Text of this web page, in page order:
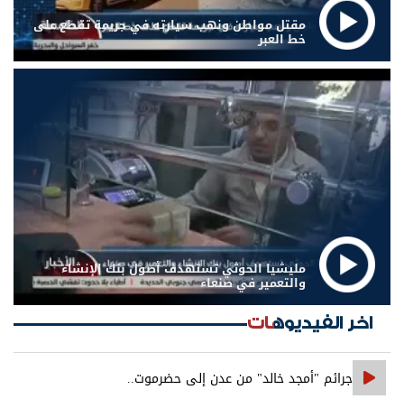
مقتل مواطن ونهب سيارته في جريمة تقطع على
خط العبر
مليشيا الحوثي تستهدف أصول بنك الإنشاء
والتعمير في صنعاء
اخر الفيديوهات
جرائم "أمجد خالد" من عدن إلى حضرموت..